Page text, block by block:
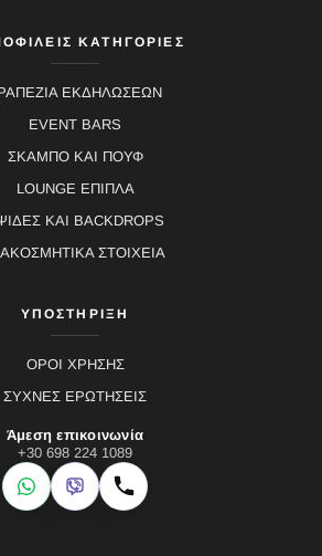
ΚΑΤΗΓΟΡΙΕΣ
ΕΚΔΗΛΩΣΕΩΝ
EVENT BARS
ΣΚΑΜΠΟ ΚΑΙ ΠΟΥΦ
LOUNGE ΕΠΙΠΛΑ
ΚΑΙ BACKDROPS
ΣΤΟΙΧΕΙΑ
ΥΠΟΣΤΗΡΙΞΗ
ΟΡΟΙ ΧΡΗΣΗΣ
ΣΥΧΝΕΣ ΕΡΩΤΗΣΕΙΣ
Άμεση επικοινωνία
+30 698 224 1089
WhatsApp
Viber Κλήση